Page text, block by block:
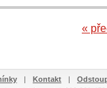
«
| Kontakt |